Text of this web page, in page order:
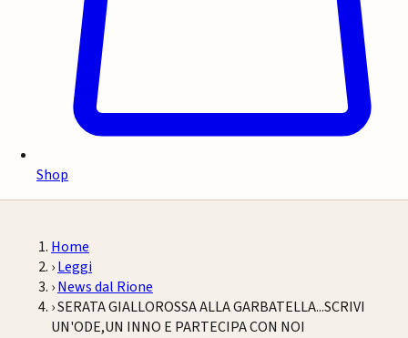
Shop
Home
›Leggi
›News dal Rione
›SERATA GIALLOROSSA ALLA GARBATELLA...SCRIVI
UN'ODE,UN INNO E PARTECIPA CON NOI